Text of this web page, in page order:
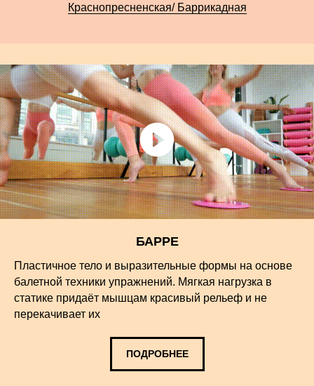
Краснопресненская/ Баррикадная
БАРРЕ
Пластичное тело и выразительные формы на основе
балетной техники упражнений. Мягкая нагрузка в
статике придаёт мышцам красивый рельеф и не
перекачивает их
ПОДРОБНЕЕ